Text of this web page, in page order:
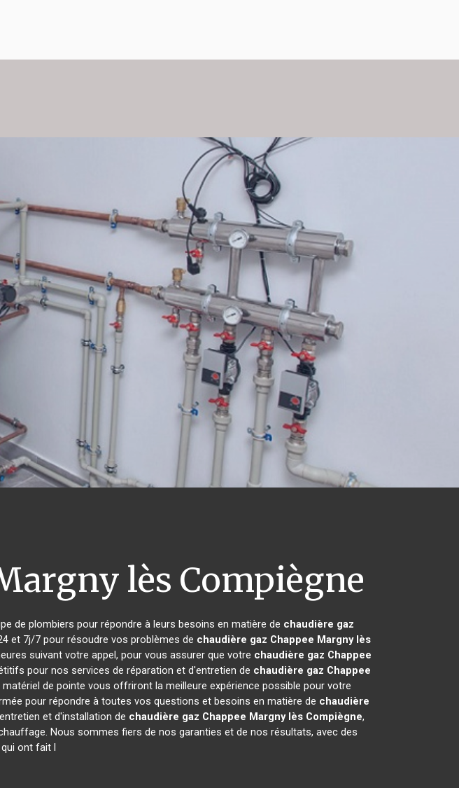
lès Compiègne
de plombiers pour répondre à leurs besoins en matière de chaudière gaz
et 7j/7 pour résoudre vos problèmes de chaudière gaz Chappee Margny lès
suivant votre appel, pour vous assurer que votre chaudière gaz Chappee
pour nos services de réparation et d'entretien de chaudière gaz Chappee
de pointe vous offriront la meilleure expérience possible pour votre
pour répondre à toutes vos questions et besoins en matière de chaudière
et d'installation de chaudière gaz Chappee Margny lès Compiègne,
Nous sommes fiers de nos garanties et de nos résultats, avec des
ont fait l